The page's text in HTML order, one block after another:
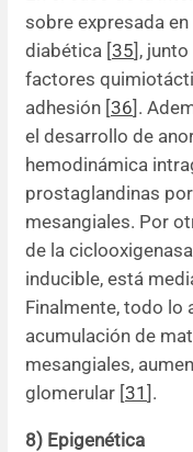
sobre expresada
diabética [35],
factores
adhesión [36].
el desarrollo de
hemodinámica
prostaglandinas
mesangiales. Por
de la
inducible, está
Finalmente, todo lo
acumulación de
mesangiales,
glomerular [31 ].
8) Epigenética